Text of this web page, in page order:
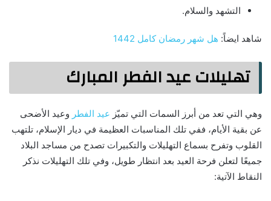
التشهد والسلام.
شاهد ايضاً: هل شهر رمضان كامل 1442
تهليلات عيد الفطر المبارك
وهي التي تعد من أبرز السمات التي تميّز عيد الفطر وعيد الأضحى
عن بقية الأيام، ففي تلك المناسبات العظيمة في ديار الإسلام، تلتهب
القلوب وتفرح بسماع التهليلات والتكبيرات تصدح من مساجد البلاد
جميعًا لتعلن فرحة العيد بعد انتظار طويل، وفي تلك التهليلات نذكر
النقاط الآتية: